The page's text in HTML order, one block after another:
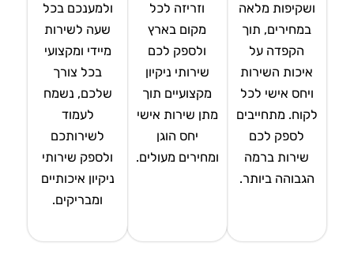
ושקיפות מלאה
במחירים, תוך
הקפדה על
איכות השירות
ויחס אישי לכל
לקוח. מתחייבים
לספק לכם
שירות ברמה
הגבוהה ביותר.
וזריזה לכל
מקום בארץ
ולספק לכם
שירותי ניקיון
מקצועיים תוך
מתן שירות אישי
יחס הוגן
ומחירים מעולים.
ולמענכם בכל
שעה לשירות
מיידי ומקצועי
בכל צורך
שלכם, נשמח
לעמוד
לשירותכם
ולספק שירותי
ניקיון איכותיים
ומבריקים.